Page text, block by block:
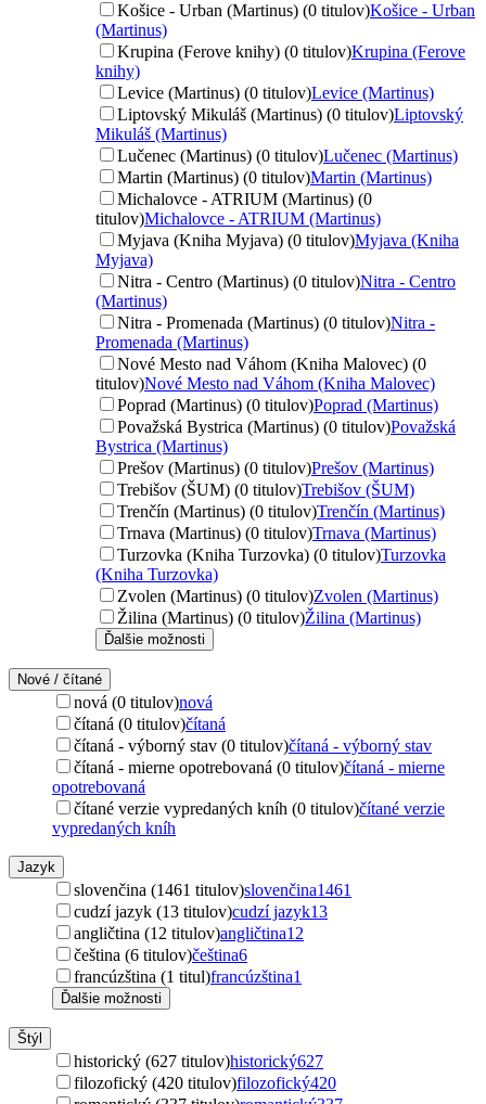
Košice - Urban (Martinus) (0 titulov)Košice - Urban
(Martinus)
Krupina (Ferove knihy) (0 titulov)Krupina (Ferove
knihy)
Levice (Martinus) (0 titulov)Levice (Martinus)
Liptovský Mikuláš (Martinus) (0 titulov)Liptovský
Mikuláš (Martinus)
Lučenec (Martinus) (0 titulov)Lučenec (Martinus)
Martin (Martinus) (0 titulov)Martin (Martinus)
Michalovce - ATRIUM (Martinus) (0
titulov)Michalovce - ATRIUM (Martinus)
Myjava (Kniha Myjava) (0 titulov)Myjava (Kniha
Myjava)
Nitra - Centro (Martinus) (0 titulov)Nitra - Centro
(Martinus)
Nitra - Promenada (Martinus) (0 titulov)Nitra -
Promenada (Martinus)
Nové Mesto nad Váhom (Kniha Malovec) (0
titulov)Nové Mesto nad Váhom (Kniha Malovec)
Poprad (Martinus) (0 titulov)Poprad (Martinus)
Považská Bystrica (Martinus) (0 titulov)Považská
Bystrica (Martinus)
Prešov (Martinus) (0 titulov)Prešov (Martinus)
Trebišov (ŠUM) (0 titulov)Trebišov (ŠUM)
Trenčín (Martinus) (0 titulov)Trenčín (Martinus)
Trnava (Martinus) (0 titulov)Trnava (Martinus)
Turzovka (Kniha Turzovka) (0 titulov)Turzovka
(Kniha Turzovka)
Zvolen (Martinus) (0 titulov)Zvolen (Martinus)
Žilina (Martinus) (0 titulov)Žilina (Martinus)
Ďalšie možnosti
Nové / čítané
nová (0 titulov)nová
čítaná (0 titulov)čítaná
čítaná - výborný stav (0 titulov)čítaná - výborný stav
čítaná - mierne opotrebovaná (0 titulov)čítaná - mierne
opotrebovaná
čítané verzie vypredaných kníh (0 titulov)čítané verzie
vypredaných kníh
Jazyk
slovenčina (1461 titulov)slovenčina1461
cudzí jazyk (13 titulov)cudzí jazyk13
angličtina (12 titulov)angličtina12
čeština (6 titulov)čeština6
francúzština (1 titul)francúzština1
Ďalšie možnosti
Štýl
historický (627 titulov)historický627
filozofický (420 titulov)filozofický420